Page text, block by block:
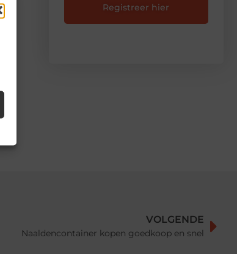
Registreer hier
VOLGENDE
Naaldencontainer kopen goedkoop en snel